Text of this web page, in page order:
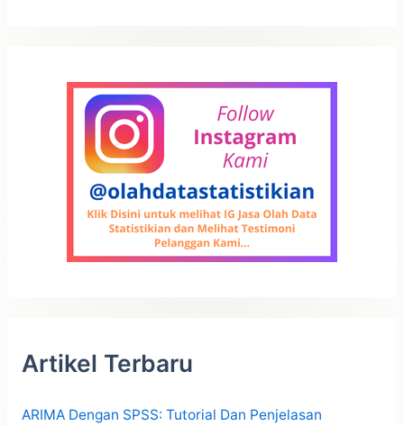
Artikel Terbaru
ARIMA Dengan SPSS: Tutorial Dan Penjelasan